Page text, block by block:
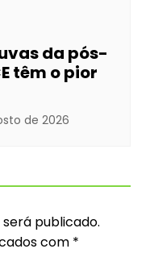
da pós-
têm o pior
de 2026
publicado.
com *